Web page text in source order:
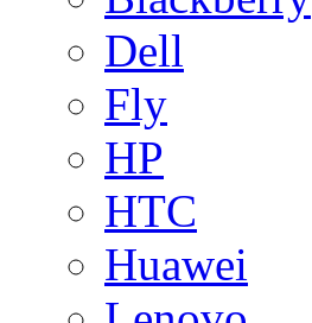
Dell
Fly
HP
HTC
Huawei